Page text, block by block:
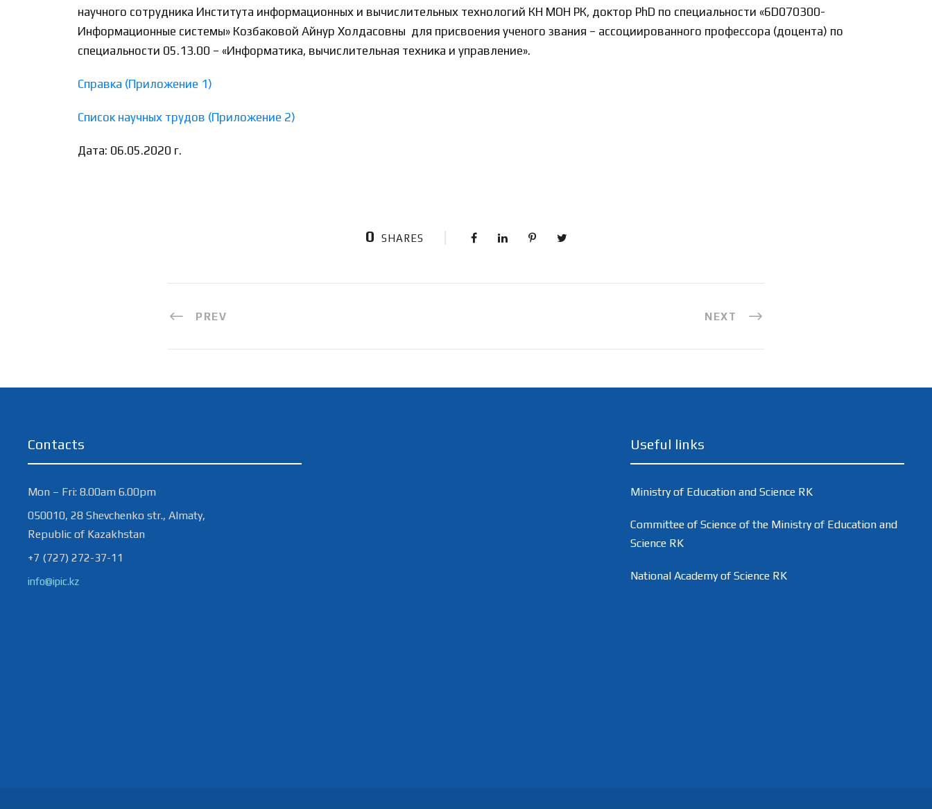
научного сотрудника Института информационных и вычислительных технологий КН МОН РК, доктор PhD по специальности «6D070300-
Информационные системы» Козбаковой Айнур Холдасовны для присвоения ученого звания – ассоциированного профессора (доцента) по
специальности 05.13.00 – «Информатика, вычислительная техника и управление».
Справка (Приложение 1)
Список научных трудов (Приложение 2)
Дата: 06.05.2020 г.
0 SHARES
PREV NEXT
Contacts
Mon – Fri: 8.00am 6.00pm
050010, 28 Shevchenko str., Almaty,
Republic of Kazakhstan
+7 (727) 272-37-11
info@ipic.kz
Useful links
Ministry of Education and Science RK
Committee of Science of the Ministry of Education and
Science RK
National Academy of Science RK